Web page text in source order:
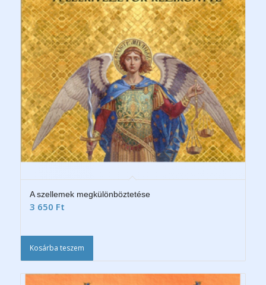
A szellemek megkülönböztetése
3 650 Ft
Kosárba teszem